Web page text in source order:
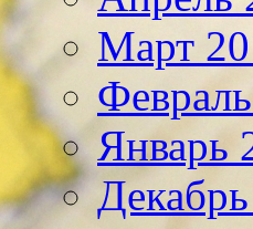
Март
Январь